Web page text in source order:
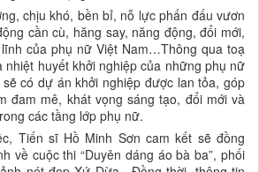
chịu khó, bền bỉ, nỗ lực phấn đấu vươn
cần cù, hăng say, năng động, đổi mới,
của phụ nữ Việt Nam…Thông qua toạ
nhiệt huyết khởi nghiệp của những phụ nữ
có dự án khởi nghiệp được lan tỏa, góp
đam mê, khát vọng sáng tạo, đổi mới và
các tầng lớp phụ nữ.
Tiến sĩ Hồ Minh Sơn cam kết sẽ đồng
về cuộc thi “Duyên dáng áo bà ba”, phối